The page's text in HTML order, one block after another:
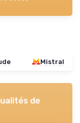
Mistral
de